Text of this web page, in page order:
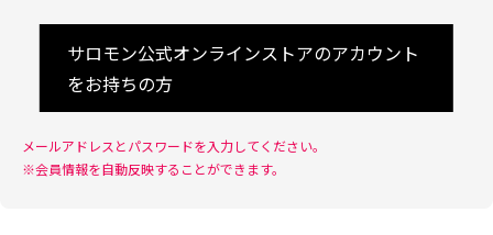
サロモン公式オンラインストアのアカウント
をお持ちの方
メールアドレスとパスワードを入力してください。
※会員情報を自動反映することができます。